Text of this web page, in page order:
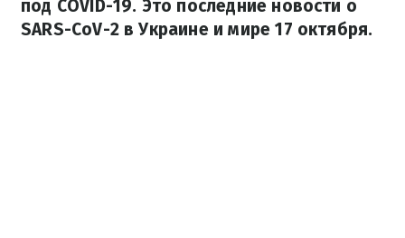
под COVID-19. Это последние новости о
SARS-CoV-2 в Украине и мире 17 октября.